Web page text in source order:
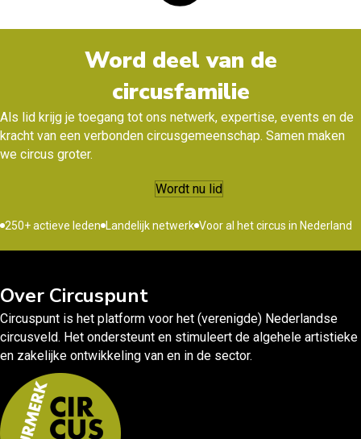
Word deel van de
circusfamilie
Als lid krijg je toegang tot ons netwerk, expertise, events en de
kracht van een verbonden circusgemeenschap. Samen maken
we circus groter.
Wordt nu lid
250+ actieve leden Landelijk netwerk Voor al het circus in Nederland
Over Circuspunt
Circuspunt is het platform voor het (verenigde) Nederlandse
circusveld. Het ondersteunt en stimuleert de algehele artistieke
en zakelijke ontwikkeling van en in de sector.